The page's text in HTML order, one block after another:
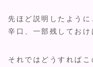
先ほど説明したよう
辛口、一部残しておけ
それではどうすれば